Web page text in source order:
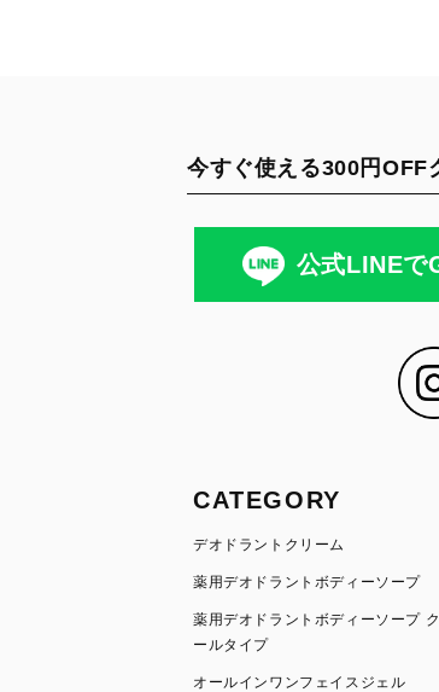
今すぐ使える300円OFF
公式LINEで
CATEGORY
デオドラントクリーム
薬用デオドラントボディーソープ
薬用デオドラントボディーソープ ク
ールタイプ
オールインワンフェイスジェル